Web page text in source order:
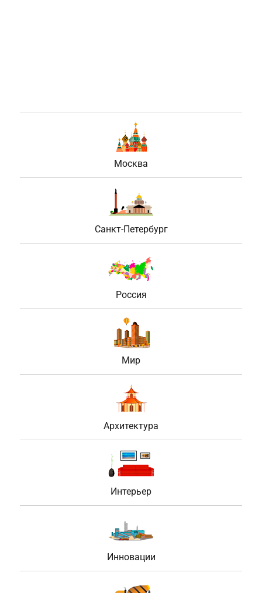
Москва
Санкт-Петербург
Россия
Мир
Архитектура
Интерьер
Инновации